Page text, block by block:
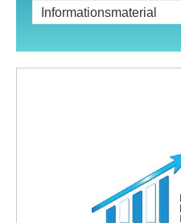
Informationsmaterial